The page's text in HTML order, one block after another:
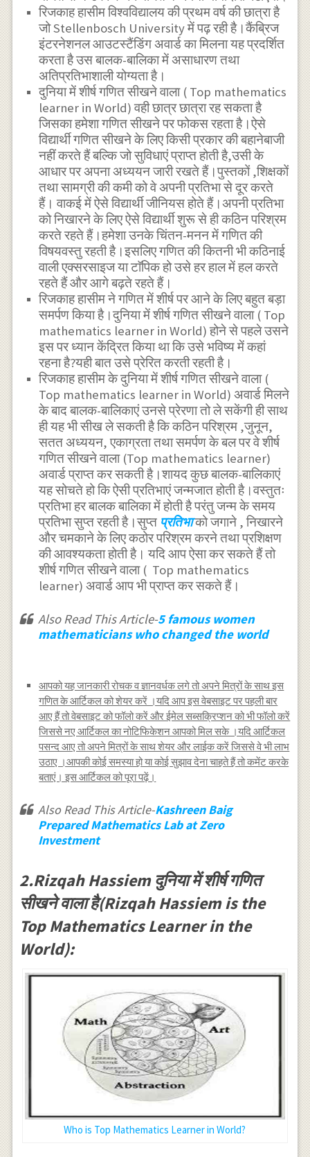
रिजकाह हासीम विश्वविद्यालय की प्रथम वर्ष की छात्रा है
जो Stellenbosch University में पढ़ रही है।कैंब्रिज
इंटरनेशनल आउटस्टैंडिंग अवार्ड का मिलना यह प्रदर्शित
करता है उस बालक-बालिका में असाधारण तथा
अतिप्रतिभाशाली योग्यता है।
दुनिया में शीर्ष गणित सीखने वाला ( Top mathematics
learner in World) वही छात्र छात्रा रह सकता है
जिसका हमेशा गणित सीखने पर फोकस रहता है।ऐसे
विद्यार्थी गणित सीखने के लिए किसी प्रकार की बहानेबाजी
नहीं करते हैं बल्कि जो सुविधाएं प्राप्त होती है,उसी के
आधार पर अपना अध्ययन जारी रखते हैं।पुस्तकों ,शिक्षकों
तथा सामग्री की कमी को वे अपनी प्रतिभा से दूर करते
हैं। वाकई में ऐसे विद्यार्थी जीनियस होते हैं।अपनी प्रतिभा
को निखारने के लिए ऐसे विद्यार्थी शुरू से ही कठिन परिश्रम
करते रहते हैं।हमेशा उनके चिंतन-मनन में गणित की
विषयवस्तु रहती है।इसलिए गणित की कितनी भी कठिनाई
वाली एक्सरसाइज या टाॅपिक हो उसे हर हाल में हल करते
रहते हैं और आगे बढ़ते रहते हैं।
रिजकाह हासीम ने गणित में शीर्ष पर आने के लिए बहुत बड़ा
समर्पण किया है।दुनिया में शीर्ष गणित सीखने वाला ( Top
mathematics learner in World) होने से पहले उसने
इस पर ध्यान केंद्रित किया था कि उसे भविष्य में कहां
रहना है?यही बात उसे प्रेरित करती रहती है।
रिजकाह हासीम के दुनिया में शीर्ष गणित सीखने वाला (
Top mathematics learner in World) अवार्ड मिलने
के बाद बालक-बालिकाएं उनसे प्रेरणा तो ले सकेंगी ही साथ
ही यह भी सीख ले सकती है कि कठिन परिश्रम ,जुनून,
सतत अध्ययन, एकाग्रता तथा समर्पण के बल पर वे शीर्ष
गणित सीखने वाला (Top mathematics learner)
अवार्ड प्राप्त कर सकती है।शायद कुछ बालक-बालिकाएं
यह सोचते हो कि ऐसी प्रतिभाएं जन्मजात होती है।वस्तुतः
प्रतिभा हर बालक बालिका में होती है परंतु जन्म के समय
प्रतिभा सुप्त रहती है।सुप्त प्रतिभाको जगाने , निखारने
और चमकाने के लिए कठोर परिश्रम करने तथा प्रशिक्षण
की आवश्यकता होती है। यदि आप ऐसा कर सकते हैं तो
शीर्ष गणित सीखने वाला ( Top mathematics
learner) अवार्ड आप भी प्राप्त कर सकते हैं।
Also Read This Article-5 famous women
mathematicians who changed the world
आपको यह जानकारी रोचक व ज्ञानवर्धक लगे तो अपने मित्रों के साथ इस
गणित के आर्टिकल को शेयर करें ।यदि आप इस वेबसाइट पर पहली बार
आए हैं तो वेबसाइट को फॉलो करें और ईमेल सब्सक्रिप्शन को भी फॉलो करें
जिससे नए आर्टिकल का नोटिफिकेशन आपको मिल सके ।यदि आर्टिकल
पसन्द आए तो अपने मित्रों के साथ शेयर और लाईक करें जिससे वे भी लाभ
उठाए ।आपकी कोई समस्या हो या कोई सुझाव देना चाहते हैं तो कमेंट करके
बताएं। इस आर्टिकल को पूरा पढ़ें।
Also Read This Article-Kashreen Baig
Prepared Mathematics Lab at Zero
Investment
2.Rizqah Hassiem दुनिया में शीर्ष गणित
सीखने वाला है(Rizqah Hassiem is the
Top Mathematics Learner in the
World):
Who is Top Mathematics Learner in World?